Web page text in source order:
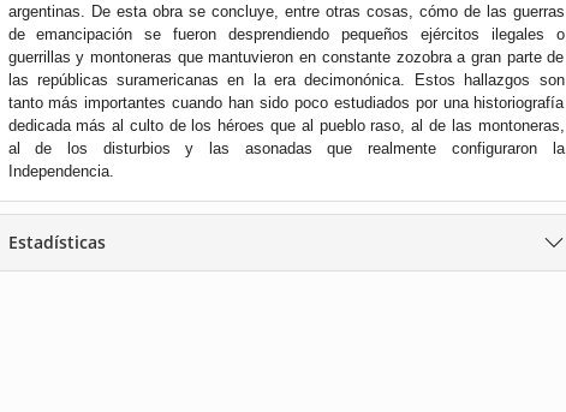
argentinas. De esta obra se concluye, entre otras cosas, cómo de las guerras
de emancipación se fueron desprendiendo pequeños ejércitos ilegales o
guerrillas y montoneras que mantuvieron en constante zozobra a gran parte de
las repúblicas suramericanas en la era decimonónica. Estos hallazgos son
tanto más importantes cuando han sido poco estudiados por una historiografía
dedicada más al culto de los héroes que al pueblo raso, al de las montoneras,
al de los disturbios y las asonadas que realmente configuraron la
Independencia.
Estadísticas